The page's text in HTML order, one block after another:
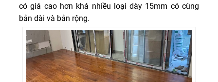
có giá cao hơn khá nhiều loại dày 15mm có cùng
bản dài và bản rộng.